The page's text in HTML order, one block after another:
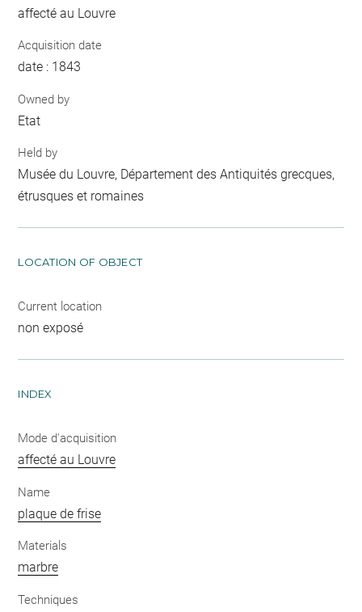
affecté au Louvre
Acquisition date
date : 1843
Owned by
Etat
Held by
Musée du Louvre, Département des Antiquités grecques,
étrusques et romaines
LOCATION OF OBJECT
Current location
non exposé
INDEX
Mode d'acquisition
affecté au Louvre
Name
plaque de frise
Materials
marbre
Techniques